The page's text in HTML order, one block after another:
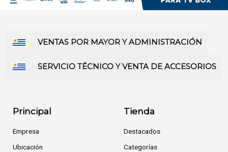
VENTAS POR MAYOR Y ADMINISTRACIÓN
SERVICIO TÉCNICO Y VENTA DE ACCESORIOS
Principal
Empresa
Ubicación
Tienda
Destacados
Categorías